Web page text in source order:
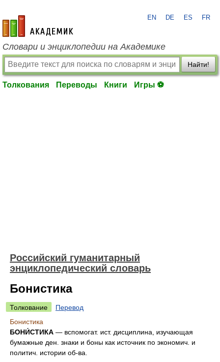
academic.ru
EN DE ES FR
Словари и энциклопедии на Академике
Найти!
Толкования Переводы Книги Игры ⚽
Российский гуманитарный
энциклопедический словарь
Бонистика
Толкование
Перевод
Бонистика
БОНИ́СТИКА — вспомогат. ист. дисциплина, изучающая
бумажные ден. знаки и боны как источник по экономич. и
политич. истории об-ва.